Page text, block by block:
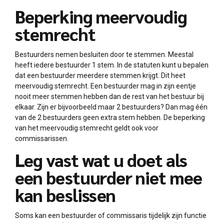
Beperking meervoudig
stemrecht
Bestuurders nemen besluiten door te stemmen. Meestal
heeft iedere bestuurder 1 stem. In de statuten kunt u bepalen
dat een bestuurder meerdere stemmen krijgt. Dit heet
meervoudig stemrecht. Een bestuurder mag in zijn eentje
nooit meer stemmen hebben dan de rest van het bestuur bij
elkaar. Zijn er bijvoorbeeld maar 2 bestuurders? Dan mag één
van de 2 bestuurders geen extra stem hebben. De beperking
van het meervoudig stemrecht geldt ook voor
commissarissen.
Leg vast wat u doet als
een bestuurder niet mee
kan beslissen
Soms kan een bestuurder of commissaris tijdelijk zijn functie